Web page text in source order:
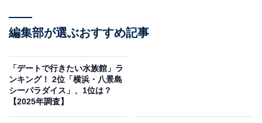
遠方から訪れる人も後を絶たない憧れのスポットとなっ
回答者からは「あざらしの円柱の水槽や、ペンギンのト
ンネルが魅力的だから」（30代女性／神奈川県）、「や
編集部が選ぶおすすめ記事
「デートで行きたい水族館」ラ
ンキング！ 2位「横浜・八景島
シーパラダイス」、1位は？
【2025年調査】